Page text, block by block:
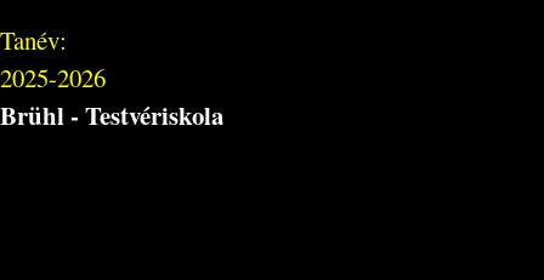
Tanév:
2025-2026
Brühl - Testvériskola